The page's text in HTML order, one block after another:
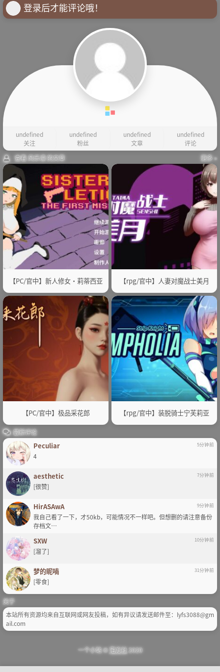
登录后才能评论哦！
undefined
关注
undefined
粉丝
undefined
文章
undefined
评论
查看 风乐凛 的文章
更多 »
【PC/官中】新人修女・莉蒂西亚 【rpg/官中】人妻对魔战士美月
【PC/官中】极品采花郎 【rpg/官中】装脱骑士宁芙莉亚
最新评论
Peculiar 5分钟前
4
aesthetic 7分钟前
[很赞]
HirASAwA 9分钟前
我自己看了一下，才50kb，可能情况不一样吧。但想删的请注意备份
存档文…
SXW 10分钟前
[溜了]
梦的昵喃 31分钟前
[零食]
关于
本站所有资源均来自互联网或网友投稿，如有异议请发送邮件至：lyfs3088@gm
ail.com
一个小站 ©宅方社2020